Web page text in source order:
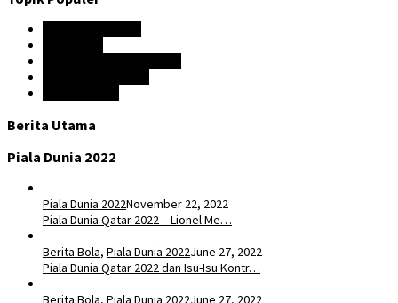
Berita Utama
Piala Dunia 2022
Piala Dunia 2022November 22, 2022
Piala Dunia Qatar 2022 – Lionel Me…
Berita Bola, Piala Dunia 2022June 27, 2022
Piala Dunia Qatar 2022 dan Isu-Isu Kontr…
Berita Bola, Piala Dunia 2022June 27, 2022